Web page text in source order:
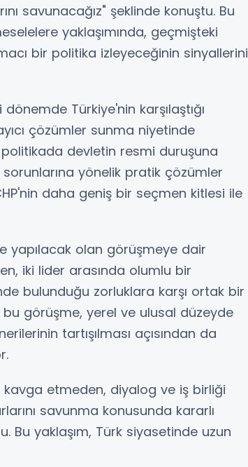
savunacağız" şeklinde konuştu. Bu
yaklaşımında, geçmişteki
bir politika izleyeceğinin sinyallerini
Türkiye'nin karşılaştığı
çözümler sunma niyetinde
devletin resmi duruşuna
yönelik pratik çözümler
daha geniş bir seçmen kitlesi ile
yapılacak olan görüşmeye dair
iki lider arasında olumlu bir
bulunduğu zorluklara karşı ortak bir
bu görüşme, yerel ve ulusal düzeyde
tartışılması açısından da
kavga etmeden, diyalog ve iş birliği
savunma konusunda kararlı
Bu yaklaşım, Türk siyasetinde uzun